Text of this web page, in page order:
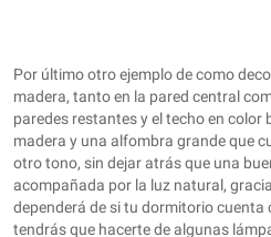
Por último otro ejemplo de como
madera, tanto en la pared central
paredes restantes y el techo en color
madera y una alfombra grande que
otro tono, sin dejar atrás que una
acompañada por la luz natural,
dependerá de si tu dormitorio cuenta
tendrás que hacerte de algunas